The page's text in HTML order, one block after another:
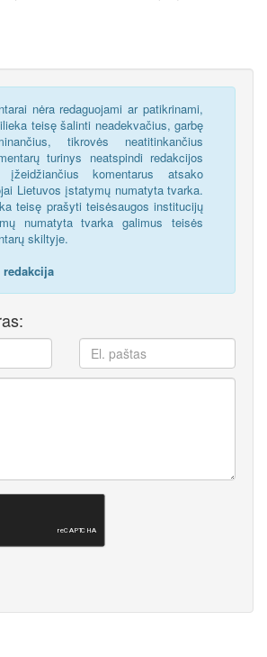
nėra redaguojami ar patikrinami,
teisę šalinti neadekvačius, garbę
tikrovės neatitinkančius
turinys neatspindi redakcijos
komentarus atsako
Lietuvos įstatymų numatyta tvarka.
teisę prašyti teisėsaugos institucijų
numatyta tvarka galimus teisės
skiltyje.